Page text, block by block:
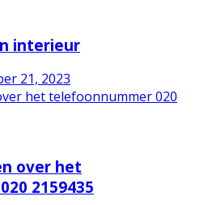
interieur
21, 2023
over het
2159435